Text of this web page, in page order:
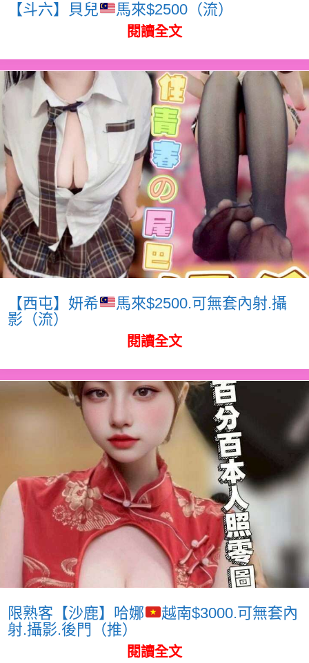
【斗六】貝兒 馬來$2500（流）
閱讀全文
【西屯】妍希
馬來$2500.可無套內射.攝
影（流）
閱讀全文
限熟客【沙鹿】哈娜
越南$3000.可無套內
射.攝影.後門（推）
閱讀全文